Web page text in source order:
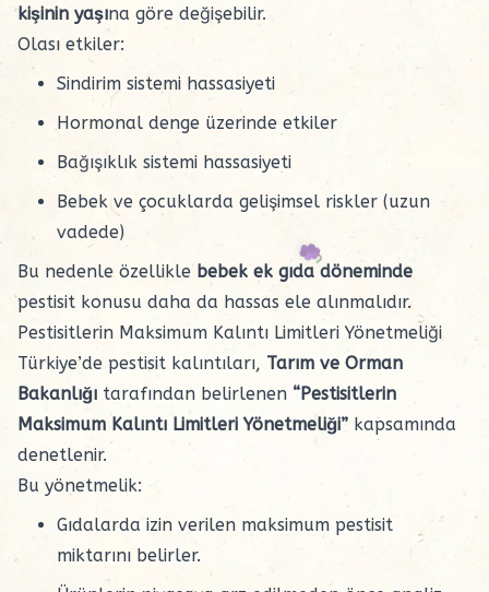
kişinin yaşına göre değişebilir.
Olası etkiler:
Sindirim sistemi hassasiyeti
Hormonal denge üzerinde etkiler
Bağışıklık sistemi hassasiyeti
Bebek ve çocuklarda gelişimsel riskler (uzun
vadede)
Bu nedenle özellikle bebek ek gıda döneminde
pestisit konusu daha da hassas ele alınmalıdır.
Pestisitlerin Maksimum Kalıntı Limitleri Yönetmeliği
Türkiye’de pestisit kalıntıları, Tarım ve Orman
Bakanlığı tarafından belirlenen “Pestisitlerin
Maksimum Kalıntı Limitleri Yönetmeliği” kapsamında
denetlenir.
Bu yönetmelik:
Gıdalarda izin verilen maksimum pestisit
miktarını belirler.